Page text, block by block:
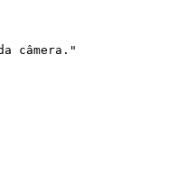
câmera."